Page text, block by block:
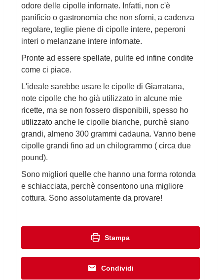
odore delle cipolle infornate. Infatti, non c'è
panificio o gastronomia che non sforni, a cadenza
regolare, teglie piene di cipolle intere, peperoni
interi o melanzane intere infornate.
Pronte ad essere spellate, pulite ed infine condite
come ci piace.
L'ideale sarebbe usare le cipolle di Giarratana,
note cipolle che ho già utilizzato in alcune mie
ricette, ma se non fossero disponibili, spesso ho
utilizzato anche le cipolle bianche, purchè siano
grandi, almeno 300 grammi cadauna. Vanno bene
cipolle grandi fino ad un chilogrammo ( circa due
pound).
Sono migliori quelle che hanno una forma rotonda
e schiacciata, perchè consentono una migliore
cottura. Sono assolutamente da provare!
Stampa
Condividi